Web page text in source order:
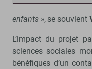
enfants », se souvient
L’impact du projet
sciences sociales
bénéfiques d’un